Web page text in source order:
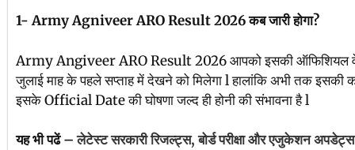
1- Army Agniveer ARO Result 2026 कब जारी होगा?
Army Angiveer ARO Result 2026 आपको इसकी ऑफिशियल
जुलाई माह के पहले सप्ताह में देखने को मिलेगा l हालांकि अभी तक इसकी
इसके Official Date की घोषणा जल्द ही होनी की संभावना है l
यह भी पढें –लेटेस्ट सरकारी रिजल्ट्स, बोर्ड परीक्षा और एजुकेशन